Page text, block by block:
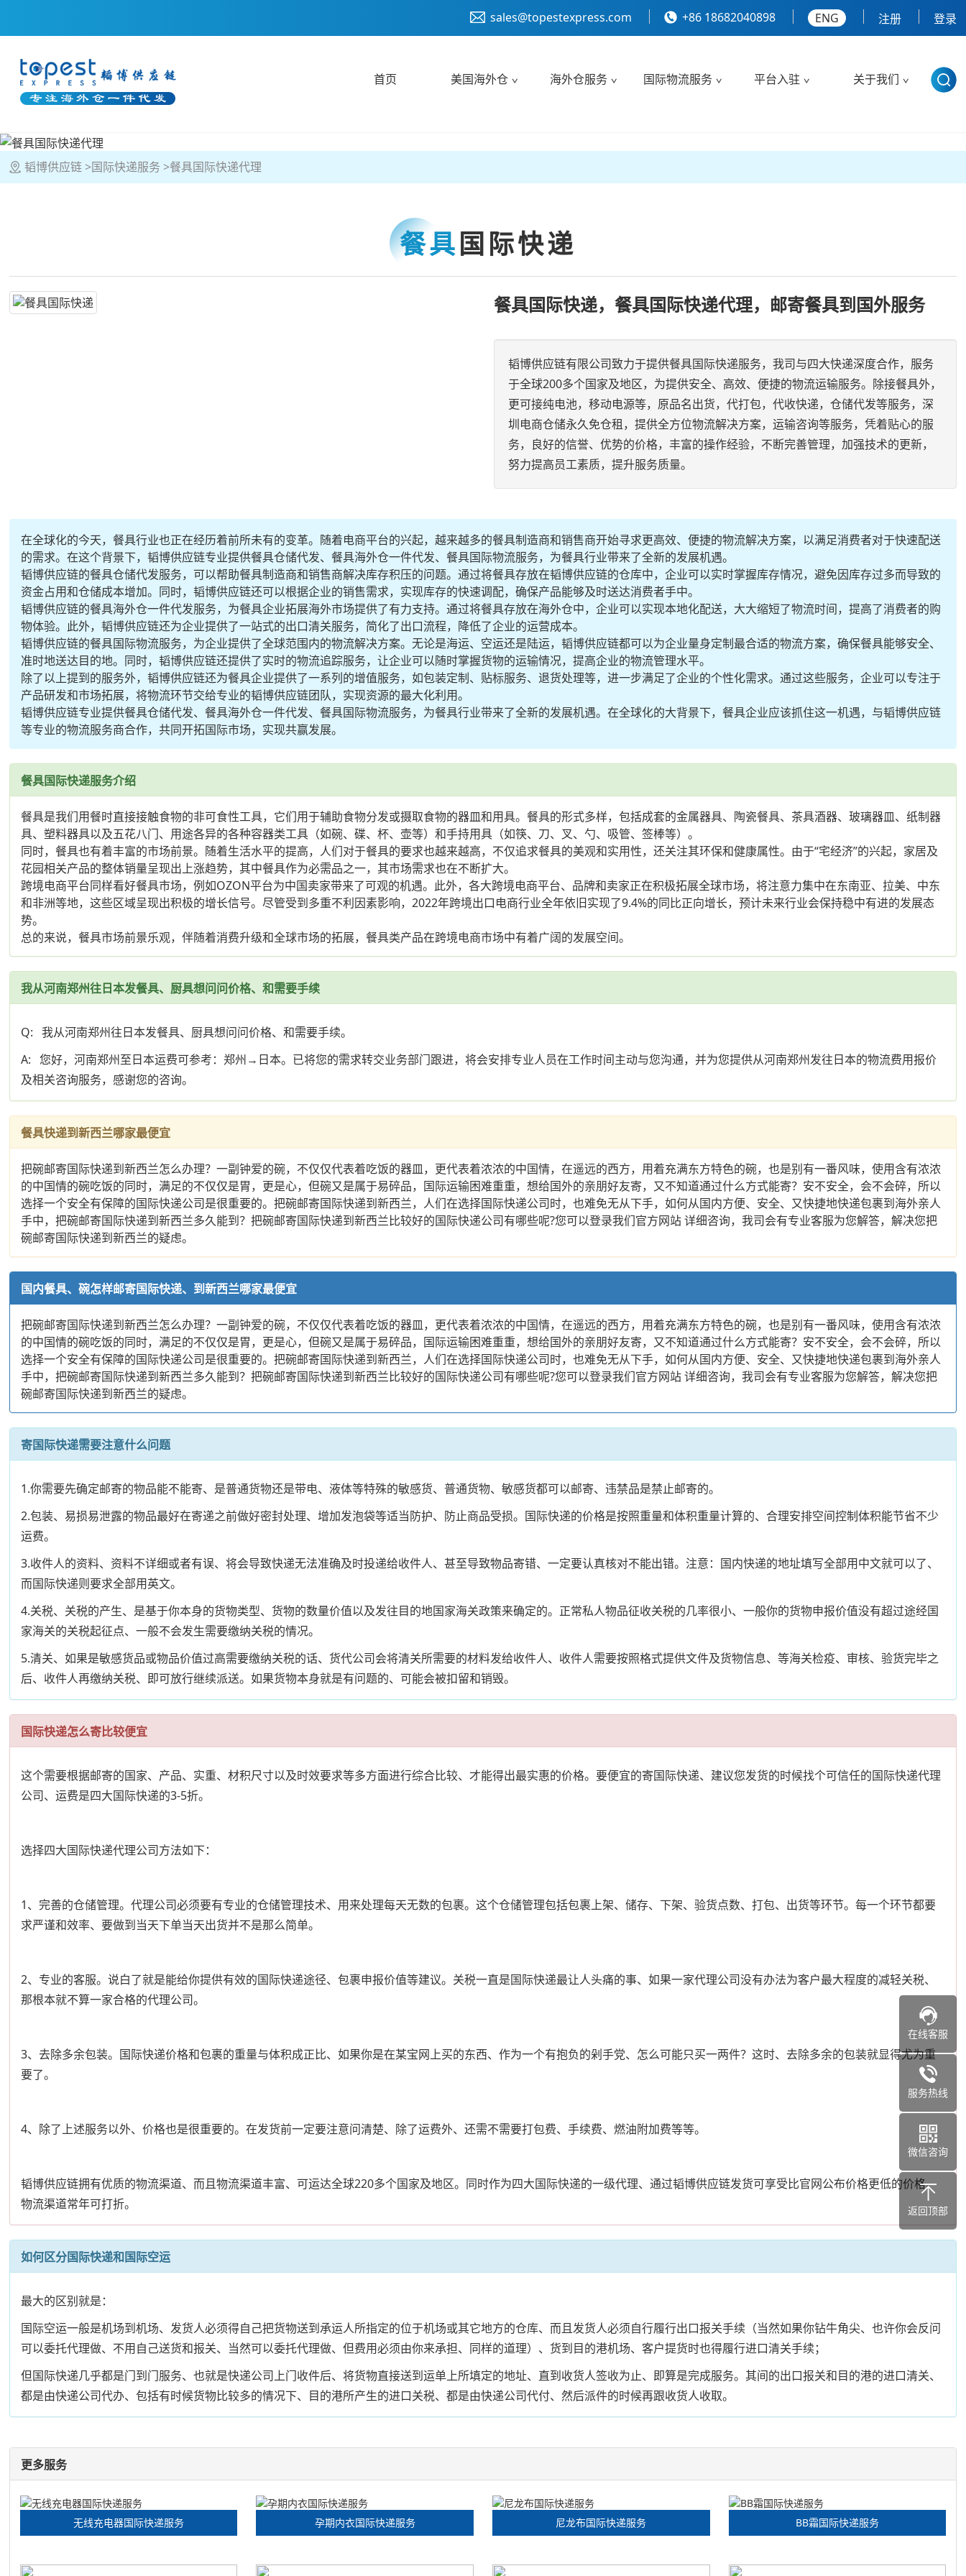
sales@topestexpress.com +86 18682040898 ENG 注册 登录
首页 美国海外仓 海外仓服务 国际物流服务 平台入驻 关于我们
韬博供应链 国际快递服务 餐具国际快递代理
餐具 国际快递
餐具国际快递，餐具国际快递代理，邮寄餐具到国外服务
韬博供应链有限公司致力于提供餐具国际快递服务，我司与四大快递深度合作，服务
于全球200多个国家及地区，为提供安全、高效、便捷的物流运输服务。除接餐具外，
更可接纯电池，移动电源等，原品名出货，代打包，代收快递，仓储代发等服务，深
圳电商仓储永久免仓租，提供全方位物流解决方案，运输咨询等服务，凭着贴心的服
务，良好的信誉、优势的价格，丰富的操作经验，不断完善管理，加强技术的更新，
努力提高员工素质，提升服务质量。
在全球化的今天，餐具行业也正在经历着前所未有的变革。随着电商平台的兴起，越来越多的餐具制造商和销售商开始寻求更高效、便捷的物流解决方案，以满足消费者对于快速配送
的需求。在这个背景下，韬博供应链专业提供餐具仓储代发、餐具海外仓一件代发、餐具国际物流服务，为餐具行业带来了全新的发展机遇。
韬博供应链的餐具仓储代发服务，可以帮助餐具制造商和销售商解决库存积压的问题。通过将餐具存放在韬博供应链的仓库中，企业可以实时掌握库存情况，避免因库存过多而导致的
资金占用和仓储成本增加。同时，韬博供应链还可以根据企业的销售需求，实现库存的快速调配，确保产品能够及时送达消费者手中。
韬博供应链的餐具海外仓一件代发服务，为餐具企业拓展海外市场提供了有力支持。通过将餐具存放在海外仓中，企业可以实现本地化配送，大大缩短了物流时间，提高了消费者的购
物体验。此外，韬博供应链还为企业提供了一站式的出口清关服务，简化了出口流程，降低了企业的运营成本。
韬博供应链的餐具国际物流服务，为企业提供了全球范围内的物流解决方案。无论是海运、空运还是陆运，韬博供应链都可以为企业量身定制最合适的物流方案，确保餐具能够安全、
准时地送达目的地。同时，韬博供应链还提供了实时的物流追踪服务，让企业可以随时掌握货物的运输情况，提高企业的物流管理水平。
除了以上提到的服务外，韬博供应链还为餐具企业提供了一系列的增值服务，如包装定制、贴标服务、退货处理等，进一步满足了企业的个性化需求。通过这些服务，企业可以专注于
产品研发和市场拓展，将物流环节交给专业的韬博供应链团队，实现资源的最大化利用。
韬博供应链专业提供餐具仓储代发、餐具海外仓一件代发、餐具国际物流服务，为餐具行业带来了全新的发展机遇。在全球化的大背景下，餐具企业应该抓住这一机遇，与韬博供应链
等专业的物流服务商合作，共同开拓国际市场，实现共赢发展。
餐具国际快递服务介绍
餐具是我们用餐时直接接触食物的非可食性工具，它们用于辅助食物分发或摄取食物的器皿和用具。餐具的形式多样，包括成套的金属器具、陶瓷餐具、茶具酒器、玻璃器皿、纸制器
具、塑料器具以及五花八门、用途各异的各种容器类工具（如碗、碟、杯、壶等）和手持用具（如筷、刀、叉、勺、吸管、签棒等）。
同时，餐具也有着丰富的市场前景。随着生活水平的提高，人们对于餐具的要求也越来越高，不仅追求餐具的美观和实用性，还关注其环保和健康属性。由于“宅经济”的兴起，家居及
花园相关产品的整体销量呈现出上涨趋势，其中餐具作为必需品之一，其市场需求也在不断扩大。
跨境电商平台同样看好餐具市场，例如OZON平台为中国卖家带来了可观的机遇。此外，各大跨境电商平台、品牌和卖家正在积极拓展全球市场，将注意力集中在东南亚、拉美、中东
和非洲等地，这些区域呈现出积极的增长信号。尽管受到多重不利因素影响，2022年跨境出口电商行业全年依旧实现了9.4%的同比正向增长，预计未来行业会保持稳中有进的发展态
势。
总的来说，餐具市场前景乐观，伴随着消费升级和全球市场的拓展，餐具类产品在跨境电商市场中有着广阔的发展空间。
我从河南郑州往日本发餐具、厨具想问问价格、和需要手续
Q: 我从河南郑州往日本发餐具、厨具想问问价格、和需要手续。
A: 您好，河南郑州至日本运费可参考：郑州→日本。已将您的需求转交业务部门跟进，将会安排专业人员在工作时间主动与您沟通，并为您提供从河南郑州发往日本的物流费用报价
及相关咨询服务，感谢您的咨询。
餐具快递到新西兰哪家最便宜
把碗邮寄国际快递到新西兰怎么办理？一副钟爱的碗，不仅仅代表着吃饭的器皿，更代表着浓浓的中国情，在遥远的西方，用着充满东方特色的碗，也是别有一番风味，使用含有浓浓
的中国情的碗吃饭的同时，满足的不仅仅是胃，更是心，但碗又是属于易碎品，国际运输困难重重，想给国外的亲朋好友寄，又不知道通过什么方式能寄？安不安全，会不会碎，所以
选择一个安全有保障的国际快递公司是很重要的。把碗邮寄国际快递到新西兰，人们在选择国际快递公司时，也难免无从下手，如何从国内方便、安全、又快捷地快递包裹到海外亲人
手中，把碗邮寄国际快递到新西兰多久能到？把碗邮寄国际快递到新西兰比较好的国际快递公司有哪些呢?您可以登录我们官方网站 详细咨询，我司会有专业客服为您解答，解决您把
碗邮寄国际快递到新西兰的疑虑。
国内餐具、碗怎样邮寄国际快递、到新西兰哪家最便宜
把碗邮寄国际快递到新西兰怎么办理？一副钟爱的碗，不仅仅代表着吃饭的器皿，更代表着浓浓的中国情，在遥远的西方，用着充满东方特色的碗，也是别有一番风味，使用含有浓浓
的中国情的碗吃饭的同时，满足的不仅仅是胃，更是心，但碗又是属于易碎品，国际运输困难重重，想给国外的亲朋好友寄，又不知道通过什么方式能寄？安不安全，会不会碎，所以
选择一个安全有保障的国际快递公司是很重要的。把碗邮寄国际快递到新西兰，人们在选择国际快递公司时，也难免无从下手，如何从国内方便、安全、又快捷地快递包裹到海外亲人
手中，把碗邮寄国际快递到新西兰多久能到？把碗邮寄国际快递到新西兰比较好的国际快递公司有哪些呢?您可以登录我们官方网站 详细咨询，我司会有专业客服为您解答，解决您把
碗邮寄国际快递到新西兰的疑虑。
寄国际快递需要注意什么问题
1.你需要先确定邮寄的物品能不能寄、是普通货物还是带电、液体等特殊的敏感货、普通货物、敏感货都可以邮寄、违禁品是禁止邮寄的。
2.包装、易损易泄露的物品最好在寄递之前做好密封处理、增加发泡袋等适当防护、防止商品受损。国际快递的价格是按照重量和体积重量计算的、合理安排空间控制体积能节省不少
运费。
3.收件人的资料、资料不详细或者有误、将会导致快递无法准确及时投递给收件人、甚至导致物品寄错、一定要认真核对不能出错。注意：国内快递的地址填写全部用中文就可以了、
而国际快递则要求全部用英文。
4.关税、关税的产生、是基于你本身的货物类型、货物的数量价值以及发往目的地国家海关政策来确定的。正常私人物品征收关税的几率很小、一般你的货物申报价值没有超过途经国
家海关的关税起征点、一般不会发生需要缴纳关税的情况。
5.清关、如果是敏感货品或物品价值过高需要缴纳关税的话、货代公司会将清关所需要的材料发给收件人、收件人需要按照格式提供文件及货物信息、等海关检疫、审核、验货完毕之
后、收件人再缴纳关税、即可放行继续派送。如果货物本身就是有问题的、可能会被扣留和销毁。
国际快递怎么寄比较便宜
这个需要根据邮寄的国家、产品、实重、材积尺寸以及时效要求等多方面进行综合比较、才能得出最实惠的价格。要便宜的寄国际快递、建议您发货的时候找个可信任的国际快递代理
公司、运费是四大国际快递的3-5折。
选择四大国际快递代理公司方法如下：
1、完善的仓储管理。代理公司必须要有专业的仓储管理技术、用来处理每天无数的包裹。这个仓储管理包括包裹上架、储存、下架、验货点数、打包、出货等环节。每一个环节都要
求严谨和效率、要做到当天下单当天出货并不是那么简单。
2、专业的客服。说白了就是能给你提供有效的国际快递途径、包裹申报价值等建议。关税一直是国际快递最让人头痛的事、如果一家代理公司没有办法为客户最大程度的减轻关税、
那根本就不算一家合格的代理公司。
3、去除多余包装。国际快递价格和包裹的重量与体积成正比、如果你是在某宝网上买的东西、作为一个有抱负的剁手党、怎么可能只买一两件？这时、去除多余的包装就显得尤为重
要了。
4、除了上述服务以外、价格也是很重要的。在发货前一定要注意问清楚、除了运费外、还需不需要打包费、手续费、燃油附加费等等。
韬博供应链拥有优质的物流渠道、而且物流渠道丰富、可运达全球220多个国家及地区。同时作为四大国际快递的一级代理、通过韬博供应链发货可享受比官网公布价格更低的价格、
物流渠道常年可打折。
如何区分国际快递和国际空运
最大的区别就是：
国际空运一般是机场到机场、发货人必须得自己把货物送到承运人所指定的位于机场或其它地方的仓库、而且发货人必须自行履行出口报关手续（当然如果你钻牛角尖、也许你会反问
可以委托代理做、不用自己送货和报关、当然可以委托代理做、但费用必须由你来承担、同样的道理）、货到目的港机场、客户提货时也得履行进口清关手续；
但国际快递几乎都是门到门服务、也就是快递公司上门收件后、将货物直接送到运单上所填定的地址、直到收货人签收为止、即算是完成服务。其间的出口报关和目的港的进口清关、
都是由快递公司代办、包括有时候货物比较多的情况下、目的港所产生的进口关税、都是由快递公司代付、然后派件的时候再跟收货人收取。
更多服务
无线充电器国际快递服务 孕期内衣国际快递服务 尼龙布国际快递服务 BB霜国际快递服务
在线客服
服务热线
微信咨询
返回顶部